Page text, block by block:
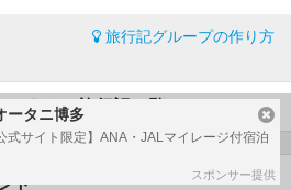
旅行記グループの作り方
ンさんの旅行記一覧
ト
ータニ博多
式サイト限定】ANA・JALマイレージ付宿泊
スポンサー提供